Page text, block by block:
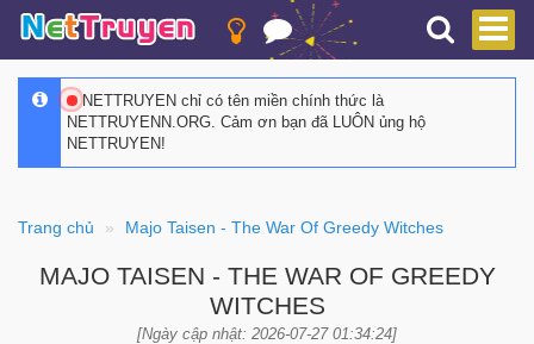
NETTRUYEN chỉ có tên miền chính thức là
NETTRUYENN.ORG. Cảm ơn bạn đã LUÔN ủng hộ
NETTRUYEN!
Trang chủ Majo Taisen - The War Of Greedy Witches
MAJO TAISEN - THE WAR OF GREEDY
WITCHES
[Ngày cập nhật: 2026-07-27 01:34:24]